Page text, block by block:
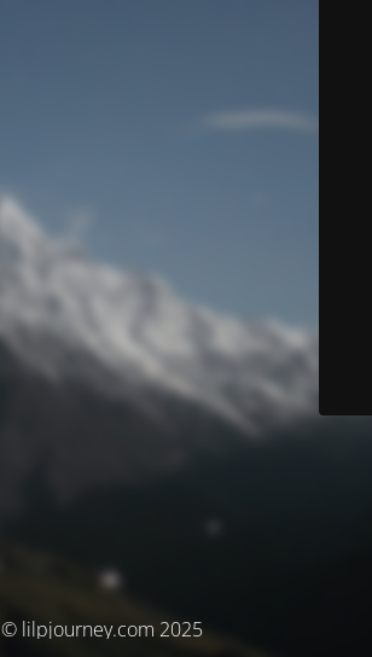
© lilpjourney.com 2025